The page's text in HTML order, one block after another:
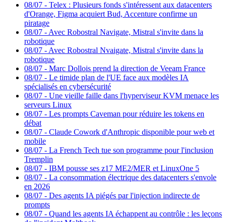
08/07 - Telex : Plusieurs fonds s'intéressent aux datacenters
d'Orange, Figma acquiert Bud, Accenture confirme un
piratage
08/07 - Avec Robostral Navigate, Mistral s'invite dans la
robotique
08/07 - Avec Robostral Nvaigate, Mistral s'invite dans la
robotique
08/07 - Marc Dollois prend la direction de Veeam France
08/07 - Le timide plan de l'UE face aux modèles IA
spécialisés en cybersécurité
08/07 - Une vieille faille dans l'hyperviseur KVM menace les
serveurs Linux
08/07 - Les prompts Caveman pour réduire les tokens en
débat
08/07 - Claude Cowork d'Anthropic disponible pour web et
mobile
08/07 - La French Tech tue son programme pour l'inclusion
Tremplin
08/07 - IBM pousse ses z17 ME2/MER et LinuxOne 5
08/07 - La consommation électrique des datacenters s'envole
en 2026
08/07 - Des agents IA piégés par l'injection indirecte de
prompts
08/07 - Quand les agents IA échappent au contrôle : les leçons